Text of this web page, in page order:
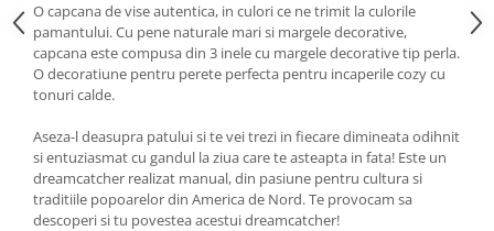
O capcana de vise autentica, in culori ce ne trimit la culorile
pamantului. Cu pene naturale mari si margele decorative,
capcana este compusa din 3 inele cu margele decorative tip perla.
O decoratiune pentru perete perfecta pentru incaperile cozy cu
tonuri calde.
Aseza-l deasupra patului si te vei trezi in fiecare dimineata odihnit
si entuziasmat cu gandul la ziua care te asteapta in fata! Este un
dreamcatcher realizat manual, din pasiune pentru cultura si
traditiile popoarelor din America de Nord. Te provocam sa
descoperi si tu povestea acestui dreamcatcher!